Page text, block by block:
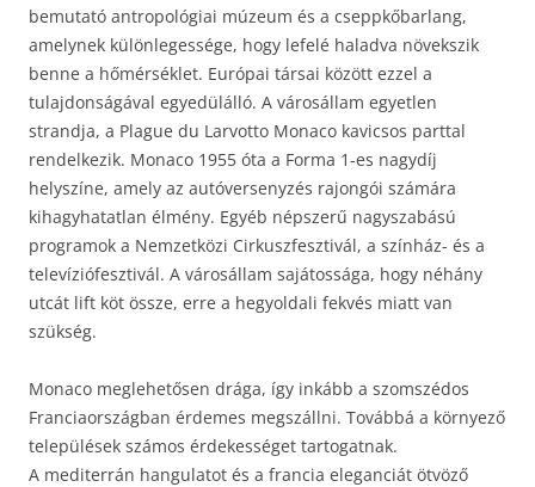
bemutató antropológiai múzeum és a cseppkőbarlang,
amelynek különlegessége, hogy lefelé haladva növekszik
benne a hőmérséklet. Európai társai között ezzel a
tulajdonságával egyedülálló. A városállam egyetlen
strandja, a Plague du Larvotto Monaco kavicsos parttal
rendelkezik. Monaco 1955 óta a Forma 1-es nagydíj
helyszíne, amely az autóversenyzés rajongói számára
kihagyhatatlan élmény. Egyéb népszerű nagyszabású
programok a Nemzetközi Cirkuszfesztivál, a színház- és a
televíziófesztivál. A városállam sajátossága, hogy néhány
utcát lift köt össze, erre a hegyoldali fekvés miatt van
szükség.
Monaco meglehetősen drága, így inkább a szomszédos
Franciaországban érdemes megszállni. Továbbá a környező
települések számos érdekességet tartogatnak.
A mediterrán hangulatot és a francia eleganciát ötvöző